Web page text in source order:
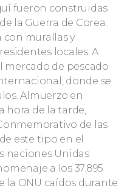
fueron construidas
la Guerra de Corea.
con murallas y
locales. A
de pescado
donde se
Almuerzo en
hora de la tarde,
de las
este tipo en el
naciones Unidas
a los 37.895
la ONU caídos durante